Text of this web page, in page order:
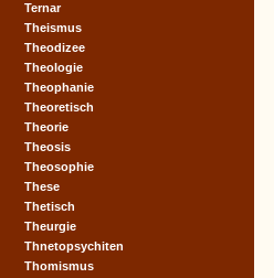
Ternar
Theismus
Theodizee
Theologie
Theophanie
Theoretisch
Theorie
Theosis
Theosophie
These
Thetisch
Theurgie
Thnetopsychiten
Thomismus